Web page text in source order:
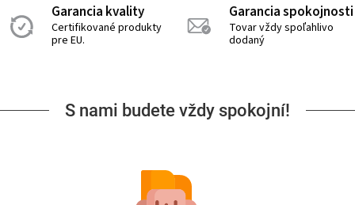
Garancia kvality
Certifikované produkty
pre EU.
Garancia spokojnosti
Tovar vždy spoľahlivo
dodaný
S nami budete vždy spokojní!